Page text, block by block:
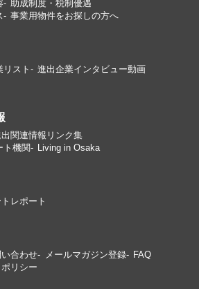
助成制度・税制優遇
事業用物件をお探しの方へ
スト
進出企業インタビュー動画
関連情報リンク集
ト機関
Living in Osaka
レポート
い合わせ メールマガジン登録
FAQ
リシー